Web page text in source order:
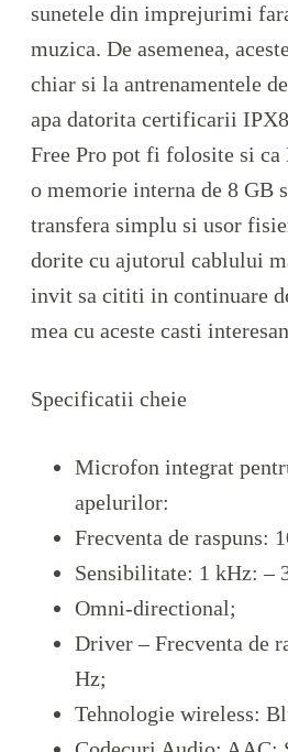
sunetele din imprejurimi
muzica. De asemenea,
chiar si la antrenamentele
apa datorita certificarii
Free Pro pot fi folosite si ca
o memorie interna de 8 GB
transfera simplu si usor
dorite cu ajutorul cablului
invit sa cititi in continuare
mea cu aceste casti
Specificatii cheie
Microfon integrat
apelurilor:
Frecventa de raspuns:
Sensibilitate: 1 kHz: –
Omni-directional;
Driver – Frecventa de
Hz;
Tehnologie wireless: